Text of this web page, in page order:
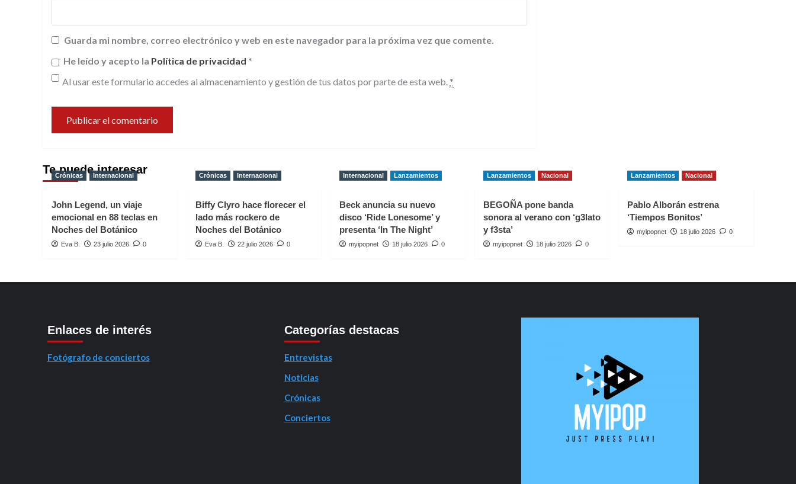
Guarda mi nombre, correo electrónico y web en este navegador para la próxima vez que comente.
He leído y acepto la Política de privacidad *
Al usar este formulario accedes al almacenamiento y gestión de tus datos por parte de esta web. *
Te puede interesar
Crónicas Internacional
John Legend, un viaje
emocional en 88 teclas en
Noches del Botánico
Eva B. 23 julio 2026 0
Crónicas Internacional
Biffy Clyro hace florecer el
lado más rockero de
Noches del Botánico
Eva B. 22 julio 2026 0
Internacional Lanzamientos
Beck anuncia su nuevo
disco ‘Ride Lonesome’ y
presenta ‘In The Night’
myipopnet 18 julio 2026 0
Lanzamientos Nacional
BEGOÑA pone banda
sonora al verano con ‘g3lato
y f3sta’
myipopnet 18 julio 2026 0
Lanzamientos Nacional
Pablo Alborán estrena
‘Tiempos Bonitos’
myipopnet 18 julio 2026 0
Enlaces de interés
Fotógrafo de conciertos
Categorías destacas
Entrevistas
Noticias
Crónicas
Conciertos